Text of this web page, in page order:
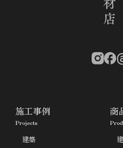
施工事例
Projects
建築
商